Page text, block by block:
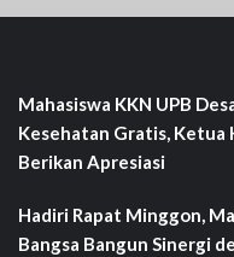
Mahasiswa KKN UPB
Kesehatan Gratis, Ketua
Berikan Apresiasi
Hadiri Rapat Minggon,
Bangsa Bangun Sinergi